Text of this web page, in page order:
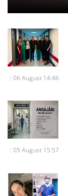
06 August 14:46
05 August 15:57